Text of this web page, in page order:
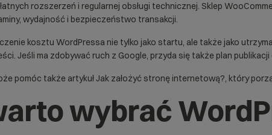
rozszerzeń i regularnej obsługi technicznej. Sklep
wydajność i bezpieczeństwo transakcji.
kosztu WordPressa nie tylko jako startu, ale także jako
Jeśli ma zdobywać ruch z Google, przyda się także plan
pomóc także artykułJak założyć stronę internetową?, który
wybrać